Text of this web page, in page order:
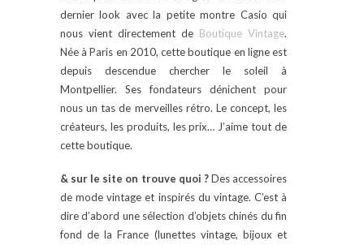
dernier look avec la petite montre Casio qui
nous vient directement de Boutique Vintage.
Née à Paris en 2010, cette boutique en ligne est
depuis descendue chercher le soleil à
Montpellier. Ses fondateurs dénichent pour
nous un tas de merveilles rétro. Le concept, les
créateurs, les produits, les prix… J’aime tout de
cette boutique.
& sur le site on trouve quoi ?Des accessoires
de mode vintage et inspirés du vintage. C’est à
dire d’abord une sélection d’objets chinés du fin
fond de la France (lunettes vintage, bijoux et